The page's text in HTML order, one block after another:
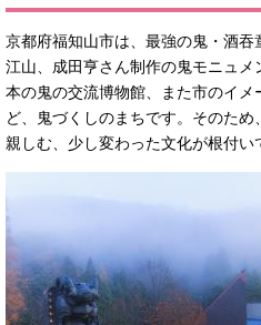
京都府福知山市は、最強の鬼・酒
江山、成田亨さん制作の鬼モニュメ
本の鬼の交流博物館、また市のイ
ど、鬼づくしのまちです。そのため
親しむ、少し変わった文化が根付い